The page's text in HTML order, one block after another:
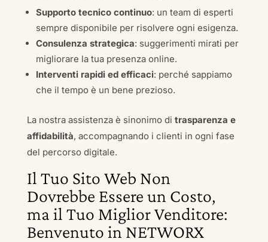
Supporto tecnico continuo: un team di esperti
sempre disponibile per risolvere ogni esigenza.
Consulenza strategica: suggerimenti mirati per
migliorare la tua presenza online.
Interventi rapidi ed efficaci: perché sappiamo
che il tempo è un bene prezioso.
La nostra assistenza è sinonimo di trasparenza e
affidabilità, accompagnando i clienti in ogni fase
del percorso digitale.
Il Tuo Sito Web Non
Dovrebbe Essere un Costo,
ma il Tuo Miglior Venditore:
Benvenuto in NETWORX